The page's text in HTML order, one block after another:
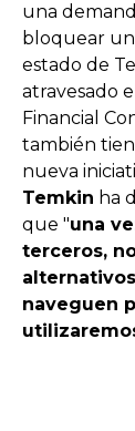
una
bloquear
estado de
atravesado
Financial
también
nueva
Temkin ha
que "una
terceros,
naveguen